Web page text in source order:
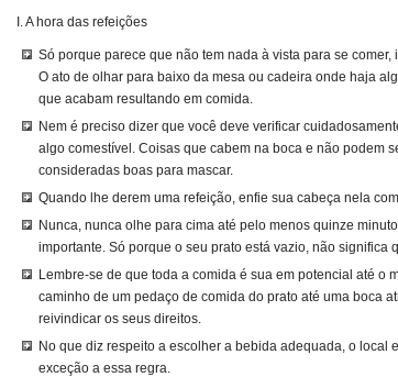
I. A hora das refeições
Só porque parece que não tem nada à vista para se
O ato de olhar para baixo da mesa ou cadeira onde haja
que acabam resultando em comida.
Nem é preciso dizer que você deve verificar
algo comestível. Coisas que cabem na boca e não podem
consideradas boas para mascar.
Quando lhe derem uma refeição, enfie sua cabeça nela
Nunca, nunca olhe para cima até pelo menos quinze
importante. Só porque o seu prato está vazio, não significa
Lembre-se de que toda a comida é sua em potencial até o
caminho de um pedaço de comida do prato até uma boca
reivindicar os seus direitos.
No que diz respeito a escolher a bebida adequada, o
exceção a essa regra.